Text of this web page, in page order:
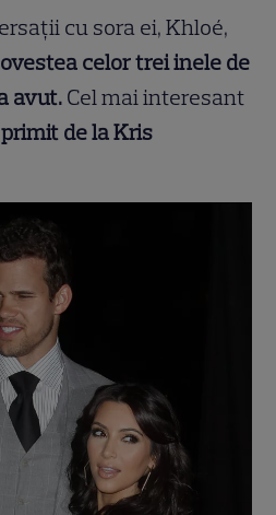
cu sora ei, Khloé,
celor trei inele de
avut. Cel mai interesant
de la Kris